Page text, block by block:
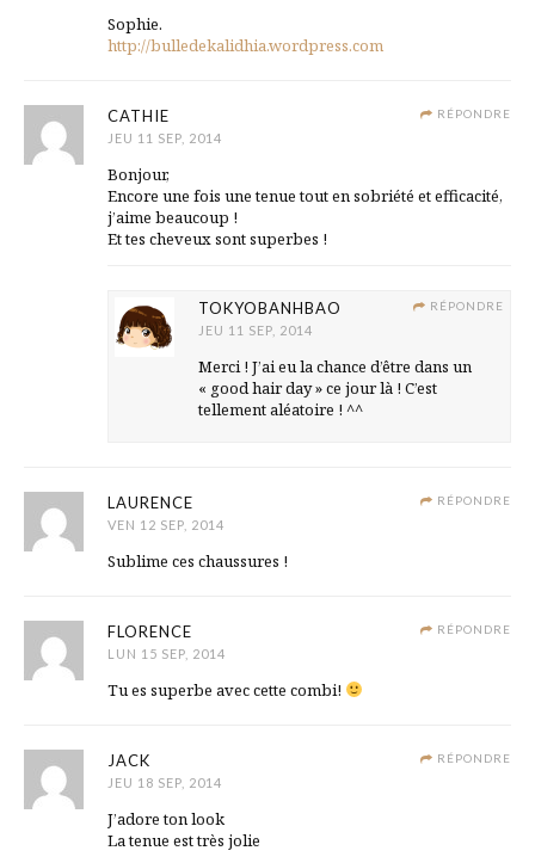
Sophie.
http://bulledekalidhia.wordpress.com
RÉPONDRE
CATHIE
JEU 11 SEP, 2014
Bonjour,
Encore une fois une tenue tout en sobriété et efficacité,
j’aime beaucoup !
Et tes cheveux sont superbes !
RÉPONDRE
TOKYOBANHBAO
JEU 11 SEP, 2014
Merci ! J’ai eu la chance d’être dans un
« good hair day » ce jour là ! C’est
tellement aléatoire ! ^^
RÉPONDRE
LAURENCE
VEN 12 SEP, 2014
Sublime ces chaussures !
RÉPONDRE
FLORENCE
LUN 15 SEP, 2014
Tu es superbe avec cette combi!
RÉPONDRE
JACK
JEU 18 SEP, 2014
J’adore ton look
La tenue est très jolie